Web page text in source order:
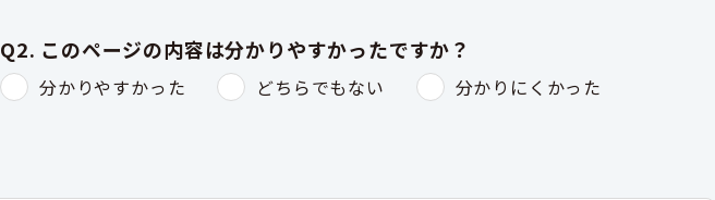
Q2. このページの内容は分かりやすかったですか？
分かりやすかった どちらでもない 分かりにくかった